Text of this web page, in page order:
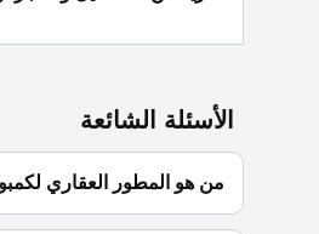
الأسئلة الشائعة
من هو المطور العقاري لكمبوند دي جويا 2 العاصمة